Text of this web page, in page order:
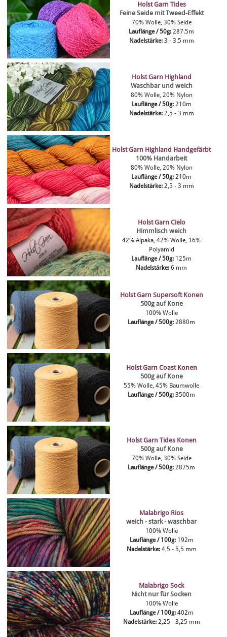
Holst Garn Tides
Feine Seide mit Tweed-Effekt
70% Wolle, 30% Seide
Lauflänge / 50g:287.5m
Nadelstärke: 3 - 3.5 mm
Holst Garn Highland
Waschbar und weich
80% Wolle, 20% Nylon
Lauflänge / 50g:210m
Nadelstärke: 2,5 - 3 mm
Holst Garn Highland Handgefärbt
100% Handarbeit
80% Wolle, 20% Nylon
Lauflänge / 50g:210m
Nadelstärke: 2,5 - 3 mm
Holst Garn Cielo
Himmlisch weich
42% Alpaka, 42% Wolle, 16%
Polyamid
Lauflänge / 50g: 125m
Nadelstärke:6 mm
Holst Garn Supersoft Konen
500g auf Kone
100% Wolle
Lauflänge / 500g:2880m
Holst Garn Coast Konen
500g auf Kone
55% Wolle, 45% Baumwolle
Lauflänge / 500g:3500m
Holst Garn Tides Konen
500g auf Kone
70% Wolle, 30% Seide
Lauflänge / 500g:2875m
Malabrigo Rios
weich - stark - waschbar
100% Wolle
Lauflänge / 100g: 192m
Nadelstärke: 4,5 - 5,5 mm
Malabrigo Sock
Nicht nur für Socken
100% Wolle
Lauflänge / 100g: 402m
Nadelstärke: 2,25 - 3,25 mm